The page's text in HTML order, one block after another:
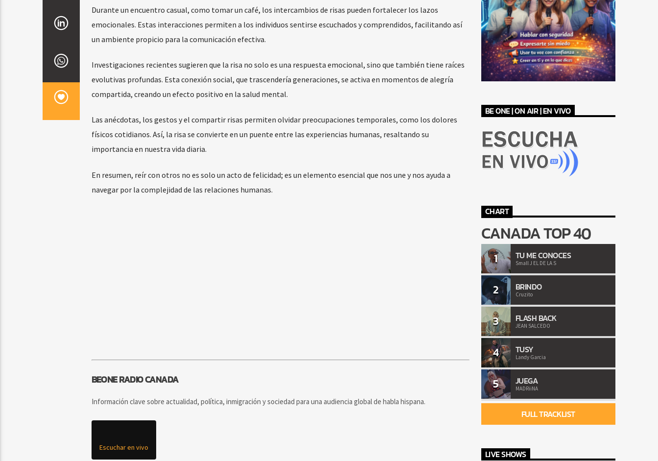
Durante un encuentro casual, como tomar un café, los intercambios de risas pueden fortalecer los lazos
emocionales. Estas interacciones permiten a los individuos sentirse escuchados y comprendidos, facilitando así
un ambiente propicio para la comunicación efectiva.
Investigaciones recientes sugieren que la risa no solo es una respuesta emocional, sino que también tiene raíces
evolutivas profundas. Esta conexión social, que trascendería generaciones, se activa en momentos de alegría
compartida, creando un efecto positivo en la salud mental.
Las anécdotas, los gestos y el compartir risas permiten olvidar preocupaciones temporales, como los dolores
físicos cotidianos. Así, la risa se convierte en un puente entre las experiencias humanas, resaltando su
importancia en nuestra vida diaria.
En resumen, reír con otros no es solo un acto de felicidad; es un elemento esencial que nos une y nos ayuda a
navegar por la complejidad de las relaciones humanas.
BEONE RADIO CANADA
Información clave sobre actualidad, política, inmigración y sociedad para una audiencia global de habla hispana.
Escuchar en vivo
BE ONE | ON AIR | EN VIVO
CHART
CANADA TOP 40
1 TU ME CONOCES
Small J EL DE LA S
2 BRINDO
Cruzito
3 FLASH BACK
JEAN SALCEDO
4 TUSY
Landy Garcia
5 JUEGA
MADRiiNA
FULL TRACKLIST
LIVE SHOWS